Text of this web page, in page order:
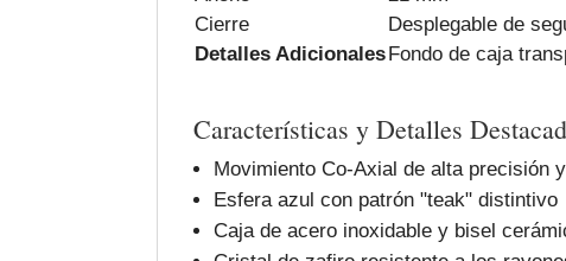
Cierre
Desplegable de
Detalles AdicionalesFondo de caja
Características y Detalles
Movimiento Co-Axial de alta precisión
Esfera azul con patrón "teak" distintivo
Caja de acero inoxidable y bisel